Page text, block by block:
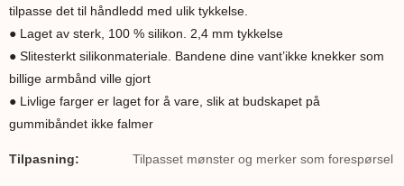
tilpasse det til håndledd med ulik tykkelse.
● Laget av sterk, 100 % silikon. 2,4 mm tykkelse
● Slitesterkt silikonmateriale. Bandene dine vant’ikke knekker som
billige armbånd ville gjort
● Livlige farger er laget for å vare, slik at budskapet på
gummibåndet ikke falmer
Tilpasning: Tilpasset mønster og merker som forespørsel